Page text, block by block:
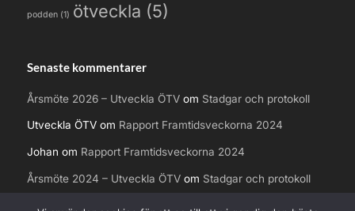
podden (1) ötveckla (5)
Senaste kommentarer
Årsmöte 2026 – Utveckla ÖTV om Stadgar och protokoll
Utveckla ÖTV om Rapport Framtidsveckorna 2024
Johan om Rapport Framtidsveckorna 2024
Årsmöte 2024 – Utveckla ÖTV om Stadgar och protokoll
Mats om TKAB ska inte äga kommunens fastigheter